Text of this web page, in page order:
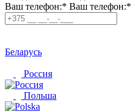
Ваш телефон:* Ваш телефон:*
Беларусь
Россия
Польша